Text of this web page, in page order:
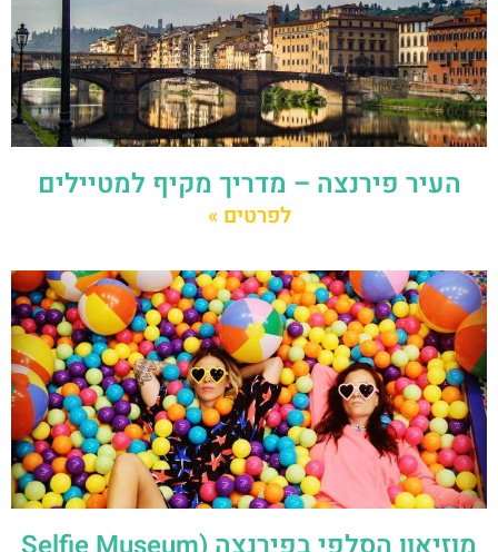
העיר פירנצה – מדריך מקיף למטיילים
לפרטים »